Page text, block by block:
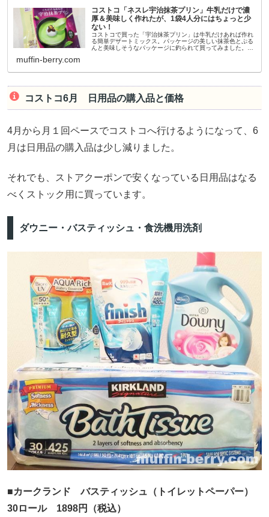
コストコ「ネスレ宇治抹茶プリン」牛乳だけで濃
厚＆美味しく作れたが、1袋4人分にはちょっと少
ない！
コストコで買った「宇治抹茶プリン」は牛乳だけあれば作れ
る簡単デザートミックス。パッケージの美しい抹茶色とぷる
んと美味しそうなパッケージに釣られて買ってみました。本
muffin-berry.com
コストコ6月 日用品の購入品と価格
4月から月１回ペースでコストコへ行けるようになって、6
月は日用品の購入品は少し減りました。
それでも、ストアクーポンで安くなっている日用品はなる
べくストック用に買っています。
ダウニー・バスティッシュ・食洗機用洗剤
■カークランド バスティッシュ（トイレットペーパー）
30ロール 1898円（税込）